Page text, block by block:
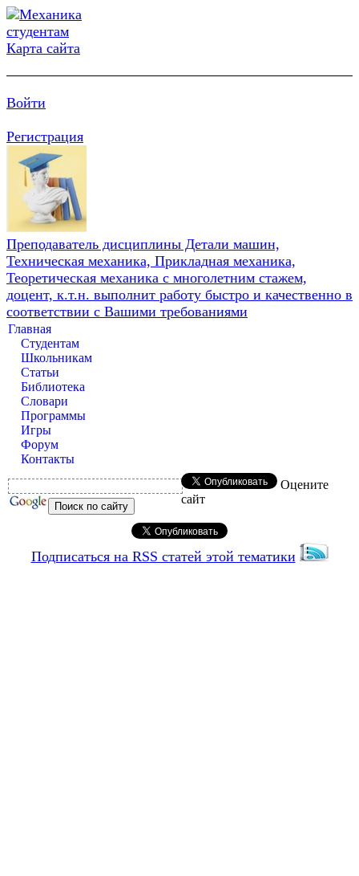
Карта сайта
Войти
Регистрация
Преподаватель дисциплины Детали машин,
Техническая механика, Прикладная механика,
Теоретическая механика с многолетним стажем,
доцент, к.т.н. выполнит работу быстро и качественно в
соответствии с Вашими требованиями
Главная
Студентам
Школьникам
Статьи
Библиотека
Словари
Программы
Игры
Форум
Контакты
Оцените
сайт
Подписаться на RSS статей этой тематики